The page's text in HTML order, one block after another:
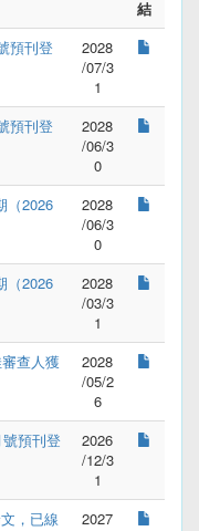
結
預刊登
2028
/07/3
1
預刊登
2028
/06/3
0
（2026
2028
/06/3
0
（2026
2028
/03/3
1
查人獲
2028
/05/2
6
預刊登
2026
/12/3
1
，已線
2027